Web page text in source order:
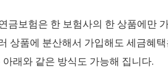
금보험은 한 보험사의 한 상품에만
상품에 분산해서 가입해도 세금혜
래와 같은 방식도 가능해 집니다.